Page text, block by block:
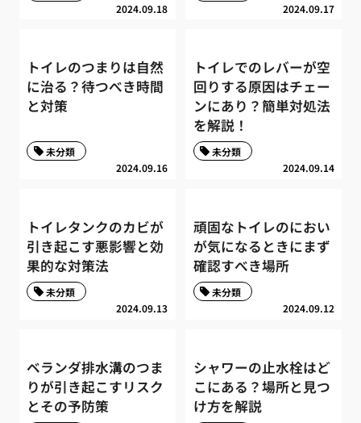
2024.09.18 2024.09.17
トイレのつまりは自然
に治る？待つべき時間
と対策
2024.09.16
未分類
トイレでのレバーが空
回りする原因はチェー
ンにあり？簡単対処法
を解説！
2024.09.14
未分類
トイレタンクのカビが
引き起こす悪影響と効
果的な対策法
2024.09.13
未分類
頑固なトイレのにおい
が気になるときにまず
確認すべき場所
2024.09.12
未分類
ベランダ排水溝のつま
りが引き起こすリスク
とその予防策
シャワーの止水栓はど
こにある？場所と見つ
け方を解説